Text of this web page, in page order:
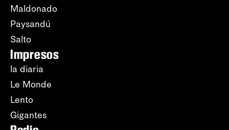
Maldonado
Paysandú
Salto
Impresos
la diaria
Le Monde
Lento
Gigantes